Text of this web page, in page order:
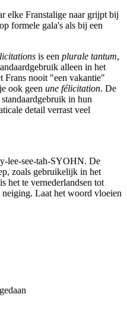
elke Franstalige naar grijpt bij
formele gala's als bij een
is een plurale tantum,
alleen in het
Frans nooit "een vakantie"
ook geen une félicitation. De
in hun
detail verrast veel
lee-see-tah-SYOHN. De
zoals gebruikelijk in het
het te vernederlandsen tot
Laat het woord vloeien